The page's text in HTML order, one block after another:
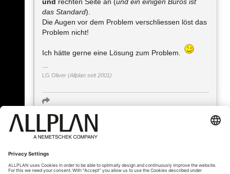
das Standard).
Die Augen vor dem Problem verschliessen löst das
Problem nicht!
Ich hätte gerne eine Lösung zum Problem.
LG Oliver (Allplan seit 2001)
« Zurück